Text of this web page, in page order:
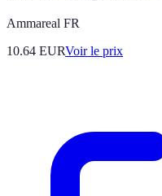
Ammareal FR
10.64 EURVoir le prix